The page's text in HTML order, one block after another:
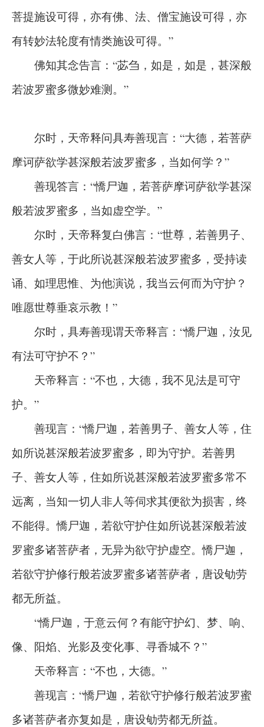
菩提施设可得，亦有佛、法、僧宝施设可得，亦
有转妙法轮度有情类施设可得。”
佛知其念告言：“苾刍，如是，如是，甚深般
若波罗蜜多微妙难测。”
尔时，天帝释问具寿善现言：“大德，若菩萨
摩诃萨欲学甚深般若波罗蜜多，当如何学？”
善现答言：“憍尸迦，若菩萨摩诃萨欲学甚深
般若波罗蜜多，当如虚空学。”
尔时，天帝释复白佛言：“世尊，若善男子、
善女人等，于此所说甚深般若波罗蜜多，受持读
诵、如理思惟、为他演说，我当云何而为守护？
唯愿世尊垂哀示教！”
尔时，具寿善现谓天帝释言：“憍尸迦，汝见
有法可守护不？”
天帝释言：“不也，大德，我不见法是可守
护。”
善现言：“憍尸迦，若善男子、善女人等，住
如所说甚深般若波罗蜜多，即为守护。若善男
子、善女人等，住如所说甚深般若波罗蜜多常不
远离，当知一切人非人等伺求其便欲为损害，终
不能得。憍尸迦，若欲守护住如所说甚深般若波
罗蜜多诸菩萨者，无异为欲守护虚空。憍尸迦，
若欲守护修行般若波罗蜜多诸菩萨者，唐设劬劳
都无所益。
“憍尸迦，于意云何？有能守护幻、梦、响、
像、阳焰、光影及变化事、寻香城不？”
天帝释言：“不也，大德。”
善现言：“憍尸迦，若欲守护修行般若波罗蜜
多诸菩萨者亦复如是，唐设劬劳都无所益。